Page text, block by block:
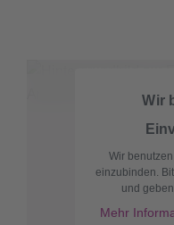
Wir
Wir
einzubinden.
und
Mehr